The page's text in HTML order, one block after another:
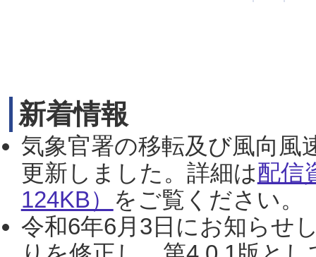
新着情報
気象官署の移転及び風向風
更新しました。詳細は配信
124KB） をご覧ください。
令和6年6月3日にお知らせ